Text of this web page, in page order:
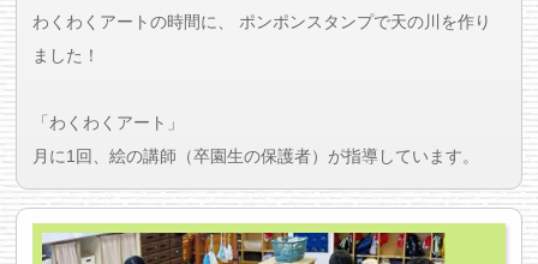
わくわくアートの時間に、 ポンポンスタンプで天の川を作り
ました！
「わくわくアート」
月に1回、絵の講師（卒園生の保護者）が指導しています。